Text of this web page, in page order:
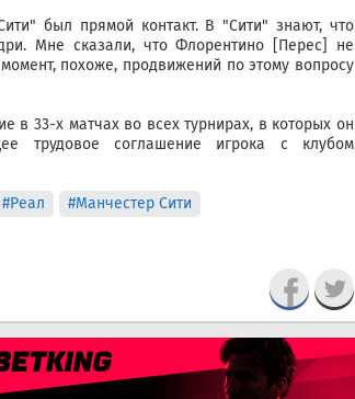
был прямой контакт. В "Сити" знают, что
Мне сказали, что Флорентино [Перес] не
похоже, продвижений по этому вопросу
в 33-х матчах во всех турнирах, в которых он
трудовое соглашение игрока с клубом
#Реал
#Манчестер Сити